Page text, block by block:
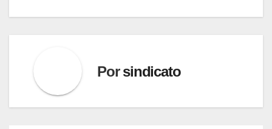
entradas
Porsindicato